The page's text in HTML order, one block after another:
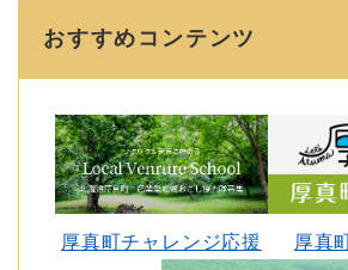
おすすめコンテンツ
厚真町チャレンジ応援 厚真